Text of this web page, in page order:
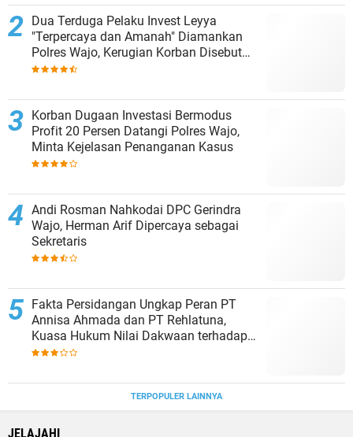
Dua Terduga Pelaku Invest Leyya
"Terpercaya dan Amanah" Diamankan
Polres Wajo, Kerugian Korban Disebut
Capai Rp8 Miliar
Korban Dugaan Investasi Bermodus
Profit 20 Persen Datangi Polres Wajo,
Minta Kejelasan Penanganan Kasus
Andi Rosman Nahkodai DPC Gerindra
Wajo, Herman Arif Dipercaya sebagai
Sekretaris
Fakta Persidangan Ungkap Peran PT
Annisa Ahmada dan PT Rehlatuna,
Kuasa Hukum Nilai Dakwaan terhadap
Asmar Lambo Tidak Berdasar
TERPOPULER LAINNYA
JELAJAHI